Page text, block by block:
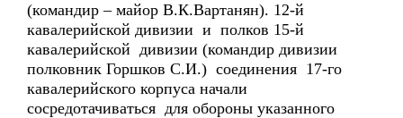
(командир – майор В.К.Вартанян). 12-й
кавалерийской дивизии и полков 15-й
кавалерийской дивизии (командир дивизии
полковник Горшков С.И.) соединения 17-го
кавалерийского корпуса начали
сосредотачиваться для обороны указанного